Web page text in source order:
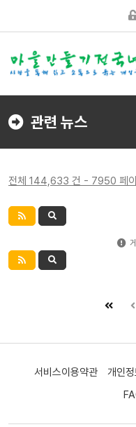
관련 뉴스
전체 144,633 건 - 7950 페이
서비스이용약관 개인